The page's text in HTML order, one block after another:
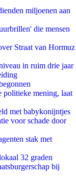
miljoenen aan
die mensen
Straat van Hormuz
in ruim drie jaar
politieke mening, laat
met babykonijntjes
voor schade door
stak met
32 graden
bij